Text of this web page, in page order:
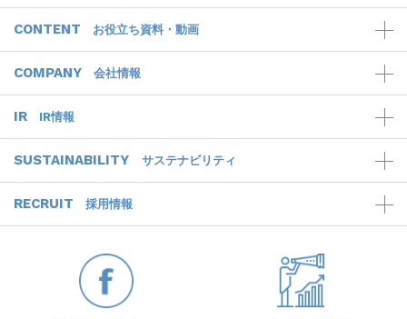
CONTENT お役立ち資料・動画
COMPANY 会社情報
IR IR情報
SUSTAINABILITY サステナビリティ
RECRUIT 採用情報